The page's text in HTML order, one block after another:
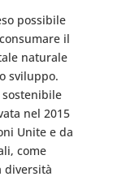
possibile
il
naturale
sviluppo.
nel 2015
Unite e da
come
diversità